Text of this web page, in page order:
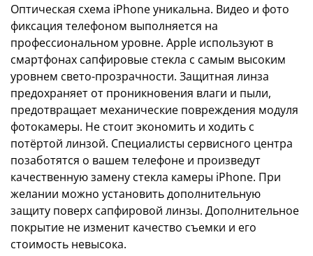
Оптическая схема iPhone уникальна. Видео и фото
фиксация телефоном выполняется на
профессиональном уровне. Apple используют в
смартфонах сапфировые стекла с самым высоким
уровнем свето-прозрачности. Защитная линза
предохраняет от проникновения влаги и пыли,
предотвращает механические повреждения модуля
фотокамеры. Не стоит экономить и ходить с
потёртой линзой. Специалисты сервисного центра
позаботятся о вашем телефоне и произведут
качественную замену стекла камеры iPhone. При
желании можно установить дополнительную
защиту поверх сапфировой линзы. Дополнительное
покрытие не изменит качество съемки и его
стоимость невысока.